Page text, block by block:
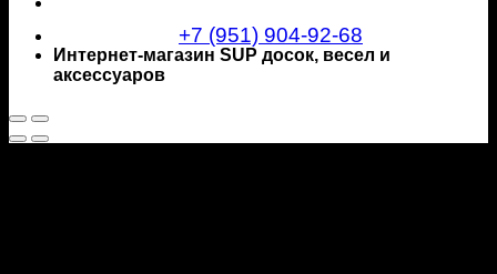
+7 (951) 904-92-68
Интернет-магазин SUP досок, весел и
аксессуаров